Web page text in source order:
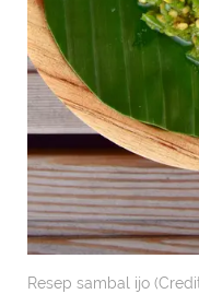
Resep sambal ijo